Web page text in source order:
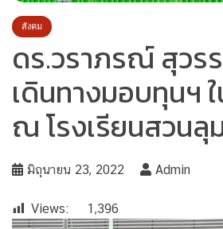
สังคม
ดร.วราภรณ์ สุวร
เดินทางมอบทุนฯ
ณ โรงเรียนสวนลุ
มิถุนายน 23, 2022 Admin
Views: 1,396